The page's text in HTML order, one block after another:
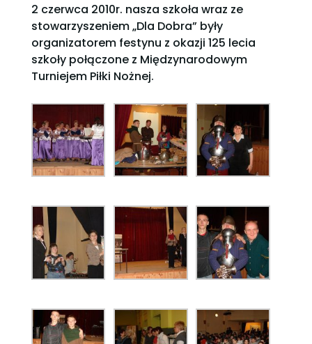
2 czerwca 2010r. nasza szkoła wraz ze
stowarzyszeniem „Dla Dobra” były
organizatorem festynu z okazji 125 lecia
szkoły połączone z Międzynarodowym
Turniejem Piłki Nożnej.